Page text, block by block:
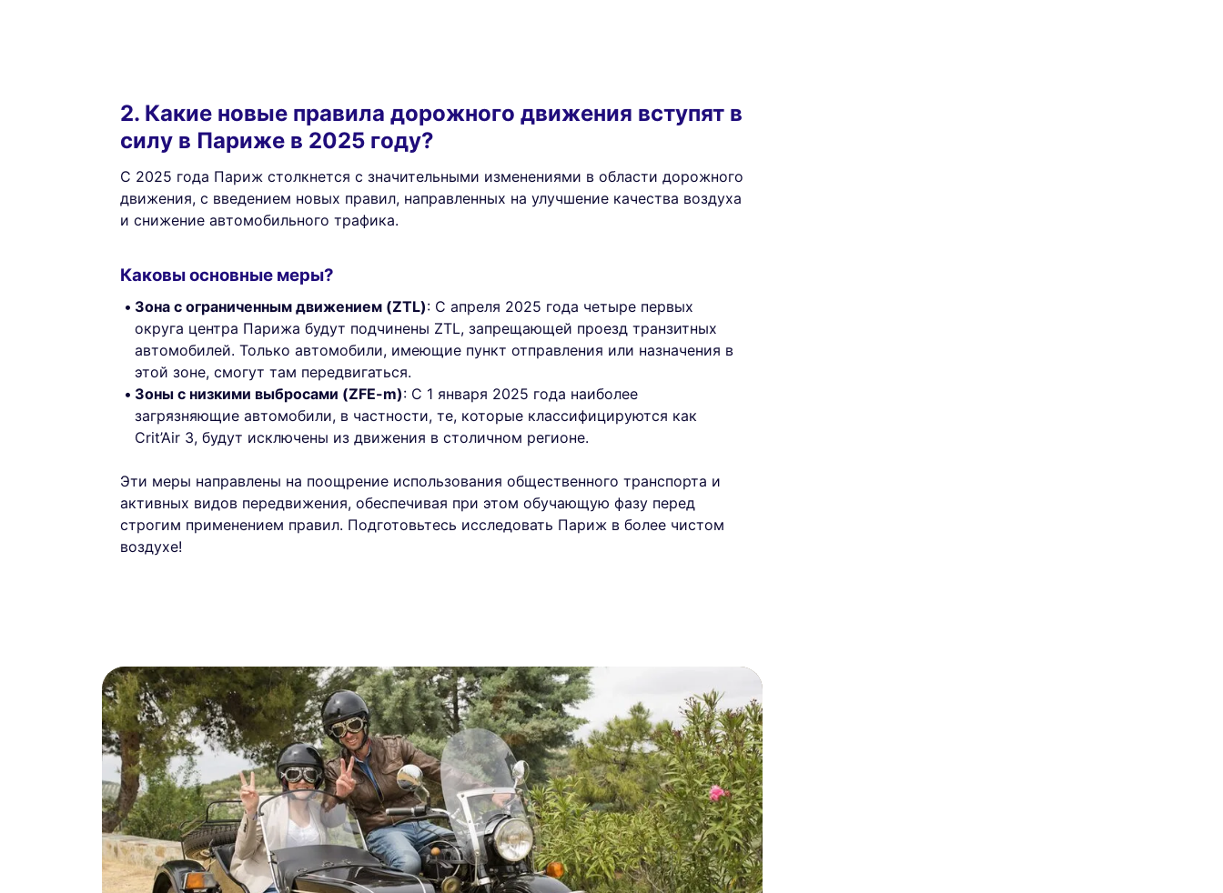
2. Какие новые правила дорожного движения вступят в
силу в Париже в 2025 году?
С 2025 года Париж столкнется с значительными изменениями в области дорожного
движения, с введением новых правил, направленных на улучшение качества воздуха
и снижение автомобильного трафика.
Каковы основные меры?
Зона с ограниченным движением (ZTL): С апреля 2025 года четыре первых
округа центра Парижа будут подчинены ZTL, запрещающей проезд транзитных
автомобилей. Только автомобили, имеющие пункт отправления или назначения в
этой зоне, смогут там передвигаться.
Зоны с низкими выбросами (ZFE-m): С 1 января 2025 года наиболее
загрязняющие автомобили, в частности, те, которые классифицируются как
Crit’Air 3, будут исключены из движения в столичном регионе.
Эти меры направлены на поощрение использования общественного транспорта и
активных видов передвижения, обеспечивая при этом обучающую фазу перед
строгим применением правил. Подготовьтесь исследовать Париж в более чистом
воздухе!